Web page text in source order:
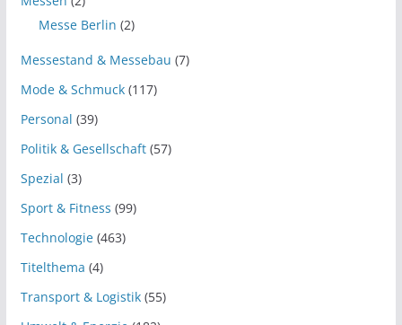
Messe Berlin (2)
Messestand & Messebau (7)
Mode & Schmuck(117)
Personal (39)
Politik & Gesellschaft(57)
Spezial (3)
Sport & Fitness (99)
Technologie(463)
Titelthema (4)
Transport & Logistik(55)